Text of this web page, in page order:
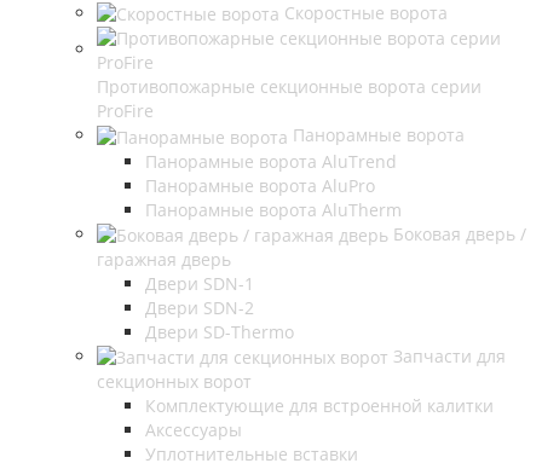
Скоростные ворота
Противопожарные секционные ворота серии
ProFire
Панорамные ворота
Панорамные ворота AluTrend
Панорамные ворота AluPro
Панорамные ворота AluTherm
Боковая дверь /
гаражная дверь
Двери SDN-1
Двери SDN-2
Двери SD-Thermo
Запчасти для
секционных ворот
Комплектующие для встроенной калитки
Аксессуары
Уплотнительные вставки